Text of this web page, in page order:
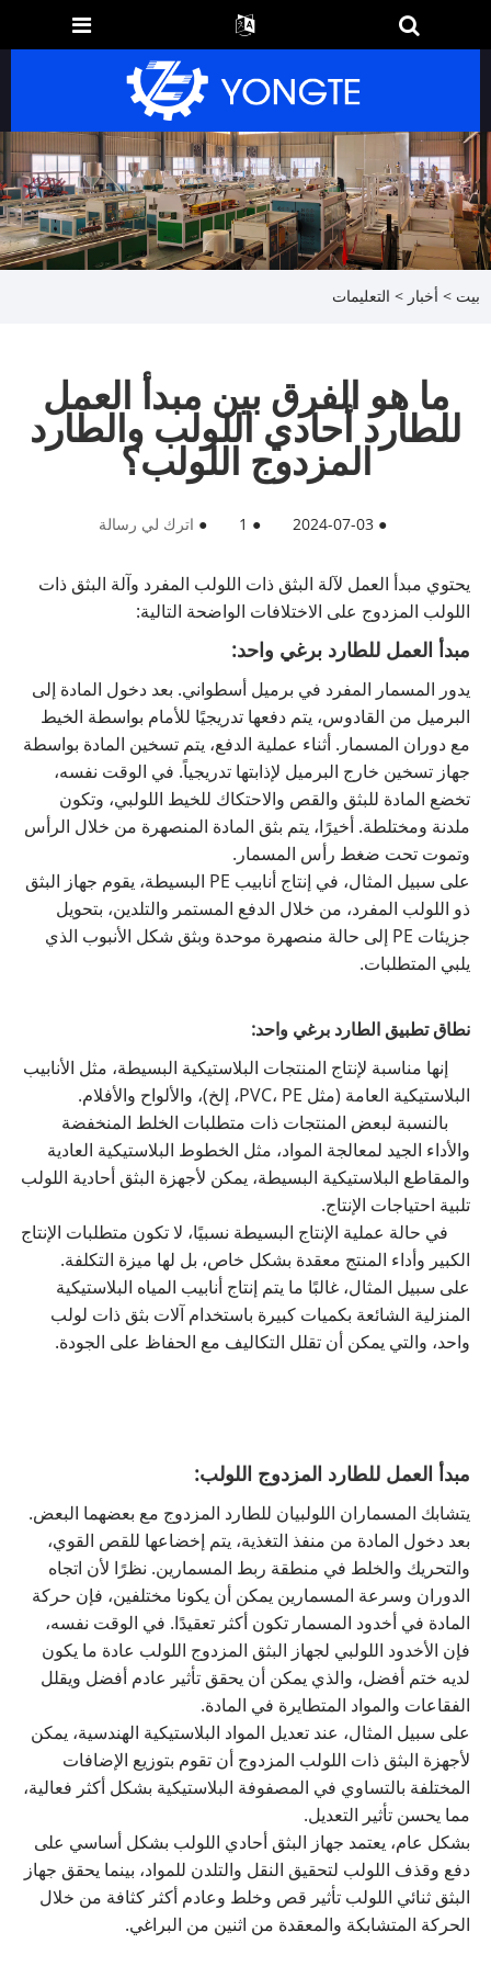
بيت > أخبار > التعليمات
ما هو الفرق بين مبدأ العمل
للطارد أحادي اللولب والطارد
المزدوج اللولب؟
●
2024-07-03
●
1
● اترك لي رسالة
يحتوي مبدأ العمل لآلة البثق ذات اللولب المفرد وآلة البثق ذات
اللولب المزدوج على الاختلافات الواضحة التالية:
مبدأ العمل للطارد برغي واحد:
يدور المسمار المفرد في برميل أسطواني. بعد دخول المادة إلى
البرميل من القادوس، يتم دفعها تدريجيًا للأمام بواسطة الخيط
مع دوران المسمار. أثناء عملية الدفع، يتم تسخين المادة بواسطة
جهاز تسخين خارج البرميل لإذابتها تدريجياً. في الوقت نفسه،
تخضع المادة للبثق والقص والاحتكاك للخيط اللولبي، وتكون
ملدنة ومختلطة. أخيرًا، يتم بثق المادة المنصهرة من خلال الرأس
وتموت تحت ضغط رأس المسمار.
على سبيل المثال، في إنتاج أنابيب PE البسيطة، يقوم جهاز البثق
ذو اللولب المفرد، من خلال الدفع المستمر والتلدين، بتحويل
جزيئات PE إلى حالة منصهرة موحدة وبثق شكل الأنبوب الذي
يلبي المتطلبات.
نطاق تطبيق الطارد برغي واحد:
إنها مناسبة لإنتاج المنتجات البلاستيكية البسيطة، مثل الأنابيب
البلاستيكية العامة (مثل PVC، PE، إلخ)، والألواح والأفلام.
بالنسبة لبعض المنتجات ذات متطلبات الخلط المنخفضة
والأداء الجيد لمعالجة المواد، مثل الخطوط البلاستيكية العادية
والمقاطع البلاستيكية البسيطة، يمكن لأجهزة البثق أحادية اللولب
تلبية احتياجات الإنتاج.
في حالة عملية الإنتاج البسيطة نسبيًا، لا تكون متطلبات الإنتاج
الكبير وأداء المنتج معقدة بشكل خاص، بل لها ميزة التكلفة.
على سبيل المثال، غالبًا ما يتم إنتاج أنابيب المياه البلاستيكية
المنزلية الشائعة بكميات كبيرة باستخدام آلات بثق ذات لولب
واحد، والتي يمكن أن تقلل التكاليف مع الحفاظ على الجودة.
مبدأ العمل للطارد المزدوج اللولب:
يتشابك المسماران اللولبيان للطارد المزدوج مع بعضهما البعض.
بعد دخول المادة من منفذ التغذية، يتم إخضاعها للقص القوي،
والتحريك والخلط في منطقة ربط المسمارين. نظرًا لأن اتجاه
الدوران وسرعة المسمارين يمكن أن يكونا مختلفين، فإن حركة
المادة في أخدود المسمار تكون أكثر تعقيدًا. في الوقت نفسه،
فإن الأخدود اللولبي لجهاز البثق المزدوج اللولب عادة ما يكون
لديه ختم أفضل، والذي يمكن أن يحقق تأثير عادم أفضل ويقلل
الفقاعات والمواد المتطايرة في المادة.
على سبيل المثال، عند تعديل المواد البلاستيكية الهندسية، يمكن
لأجهزة البثق ذات اللولب المزدوج أن تقوم بتوزيع الإضافات
المختلفة بالتساوي في المصفوفة البلاستيكية بشكل أكثر فعالية،
مما يحسن تأثير التعديل.
بشكل عام، يعتمد جهاز البثق أحادي اللولب بشكل أساسي على
دفع وقذف اللولب لتحقيق النقل والتلدن للمواد، بينما يحقق جهاز
البثق ثنائي اللولب تأثير قص وخلط وعادم أكثر كثافة من خلال
الحركة المتشابكة والمعقدة من اثنين من البراغي.